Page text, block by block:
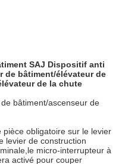
SAJ Dispositif anti
de bâtiment/élévateur de
de la chute
bâtiment/ascenseur de
pièce obligatoire sur le levier
levier de construction
micro-interrupteur à
activé pour couper